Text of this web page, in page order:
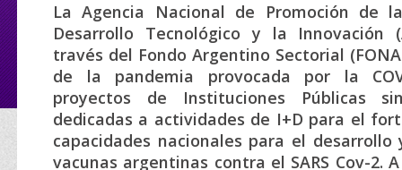
La Agencia Nacional de Promoción de
Desarrollo Tecnológico y la Innovación
través del Fondo Argentino Sectorial
de la pandemia provocada por la
proyectos de Instituciones Públicas
dedicadas a actividades de I+D para el
capacidades nacionales para el
vacunas argentinas contra el SARS Cov-2.